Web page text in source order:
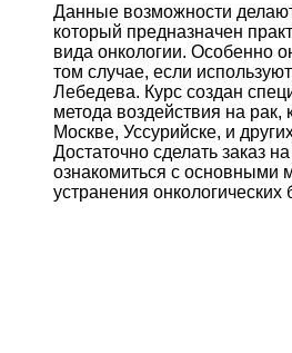
Данные возможности
который предназначен
вида онкологии. Особенно
том случае, если
Лебедева. Курс создан
метода воздействия на рак,
Москве, Уссурийске, и
Достаточно сделать заказ
ознакомиться с основными
устранения онкологических